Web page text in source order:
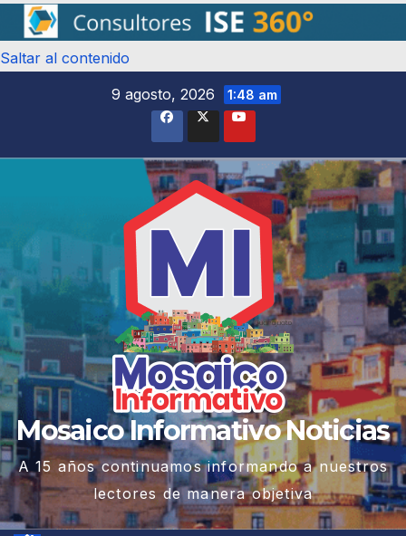
Saltar al contenido
9 agosto, 2026
1:48 am
Mosaico Informativo Noticias
A 15 años continuamos informando a nuestros
lectores de manera objetiva